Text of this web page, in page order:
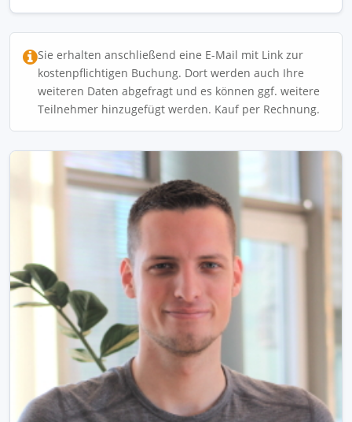
Sie erhalten anschließend eine E-Mail mit Link zur
kostenpflichtigen Buchung. Dort werden auch Ihre
weiteren Daten abgefragt und es können ggf. weitere
Teilnehmer hinzugefügt werden. Kauf per Rechnung.